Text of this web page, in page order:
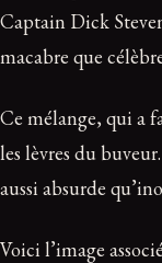
Captain Dick
macabre que
Ce mélange, qui a
les lèvres du
aussi absurde
Voici l’image